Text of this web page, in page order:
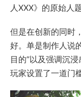
人XXX》的原始人
但是在创新的同时
好。单是制作人说
目的”以及强调沉
玩家设置了一道门